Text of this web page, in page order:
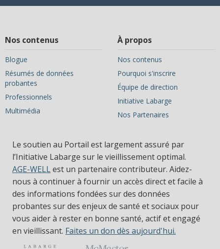
Nos contenus
Blogue
Résumés de données
probantes
Professionnels
Multimédia
À propos
Nos contenus
Pourquoi s'inscrire
Équipe de direction
Initiative Labarge
Nos Partenaires
Le soutien au Portail est largement assuré par
l’Initiative Labarge sur le vieillissement optimal.
AGE-WELLest un partenaire contributeur. Aidez-
nous à continuer à fournir un accès direct et facile à
des informations fondées sur des données
probantes sur des enjeux de santé et sociaux pour
vous aider à rester en bonne santé, actif et engagé
en vieillissant. Faites un don dès aujourd'hui.